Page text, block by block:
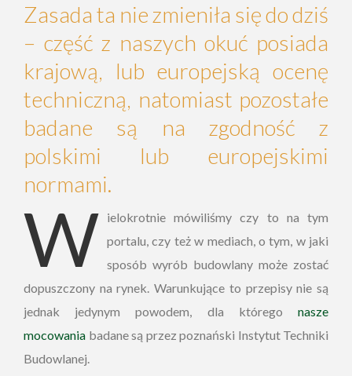
Zasada ta nie zmieniła się do dziś
– część z naszych okuć posiada
krajową, lub europejską ocenę
techniczną, natomiast pozostałe
badane są na zgodność z
polskimi lub europejskimi
normami.
W ielokrotnie mówiliśmy czy to na tym
portalu, czy też w mediach, o tym, w jaki
sposób wyrób budowlany może zostać
dopuszczony na rynek. Warunkujące to przepisy nie są
jednak jedynym powodem, dla którego nasze
mocowania badane są przez poznański Instytut Techniki
Budowlanej.